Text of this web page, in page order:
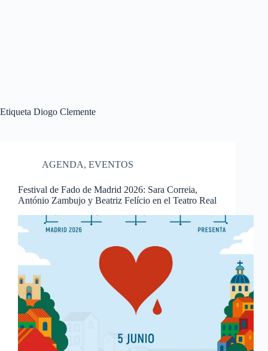
Etiqueta Diogo Clemente
AGENDA, EVENTOS
Festival de Fado de Madrid 2026: Sara Correia,
António Zambujo y Beatriz Felício en el Teatro Real